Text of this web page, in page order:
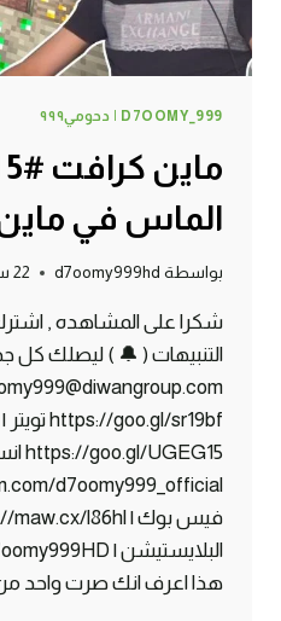
D7OOMY_999 | دحومي٩٩٩
الماس في
بواسطة d7oomy999hd 22 سبتمبر، 2019
شكرا على المشاهده ,
التنبيهات ( 🔔 ) ليصلك كل
d7oomy999_official
هذا اعرف انك صرت واحد